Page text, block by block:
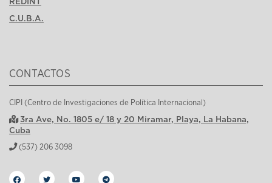
C.U.B.A.
CONTACTOS
CIPI (Centro de Investigaciones de Política Internacional)
3ra Ave, No. 1805 e/ 18 y 20 Miramar, Playa, La Habana,
Cuba
(537) 206 3098